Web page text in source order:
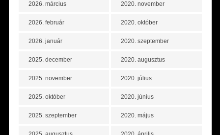
2026. március
2026. február
2026. január
2025. december
2025. november
2025. október
2025. szeptember
2020. november
2020. október
2020. szeptember
2020. augusztus
2020. július
2020. június
2020. május